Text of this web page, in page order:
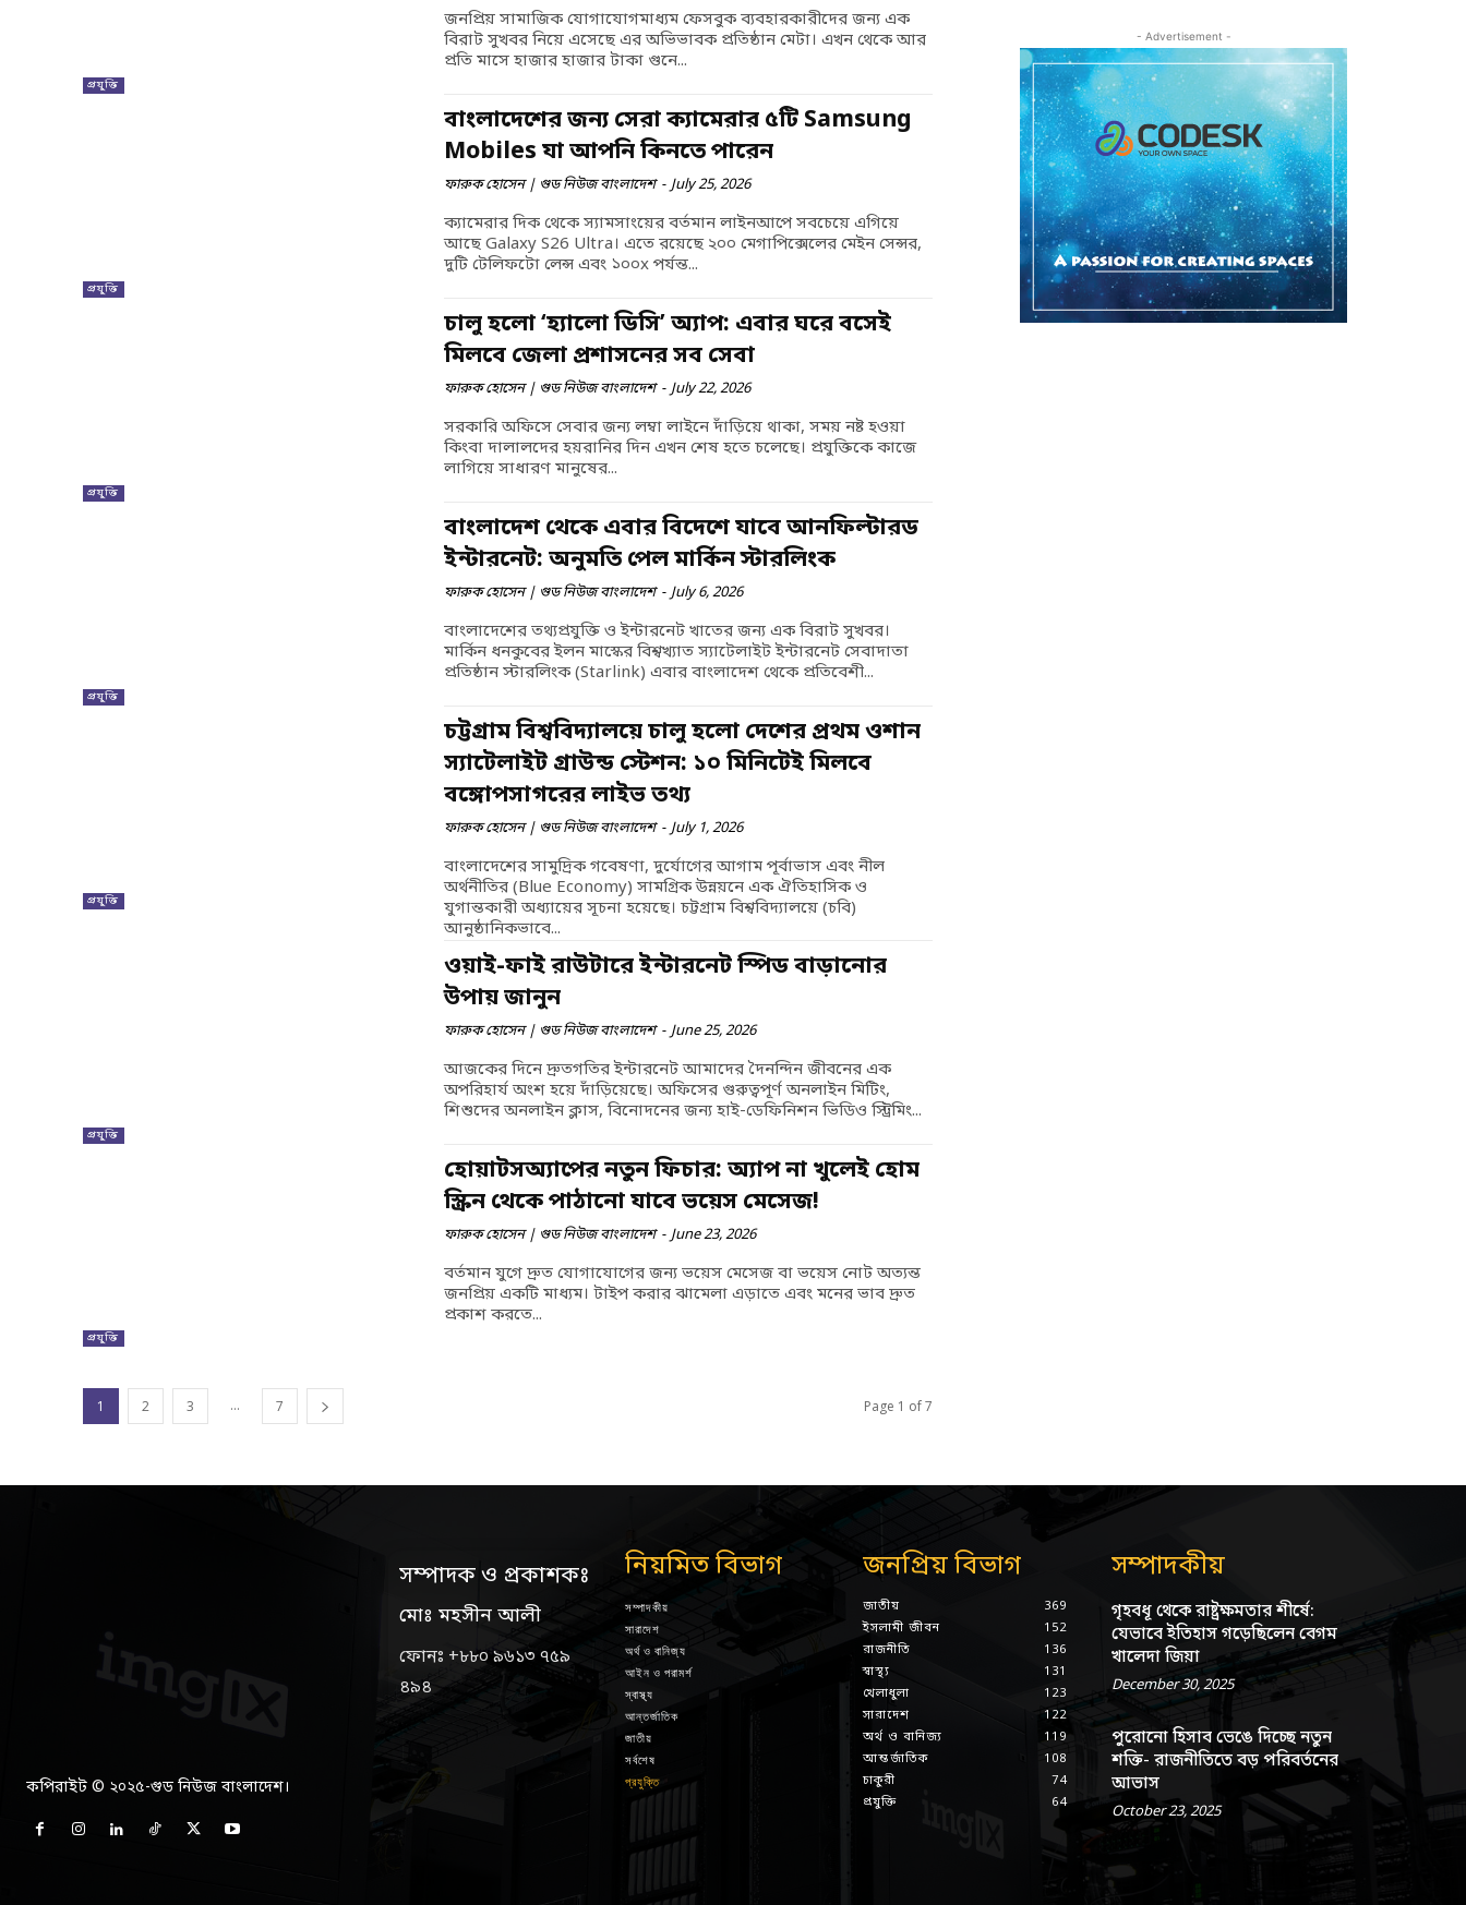
প্রযুক্তি
জনপ্রিয় সামাজিক যোগাযোগমাধ্যম ফেসবুক ব্যবহারকারীদের জন্য এক
বিরাট সুখবর নিয়ে এসেছে এর অভিভাবক প্রতিষ্ঠান মেটা। এখন থেকে আর
প্রতি মাসে হাজার হাজার টাকা গুনে...
প্রযুক্তি
বাংলাদেশের জন্য সেরা ক্যামেরার ৫টি Samsung
Mobiles যা আপনি কিনতে পারেন
ফারুক হোসেন | গুড নিউজ বাংলাদেশ - July 25, 2026
ক্যামেরার দিক থেকে স্যামসাংয়ের বর্তমান লাইনআপে সবচেয়ে এগিয়ে
আছে Galaxy S26 Ultra। এতে রয়েছে ২০০ মেগাপিক্সেলের মেইন সেন্সর,
দুটি টেলিফটো লেন্স এবং ১০০x পর্যন্ত...
প্রযুক্তি
চালু হলো ‘হ্যালো ডিসি’ অ্যাপ: এবার ঘরে বসেই
মিলবে জেলা প্রশাসনের সব সেবা
ফারুক হোসেন | গুড নিউজ বাংলাদেশ - July 22, 2026
সরকারি অফিসে সেবার জন্য লম্বা লাইনে দাঁড়িয়ে থাকা, সময় নষ্ট হওয়া
কিংবা দালালদের হয়রানির দিন এখন শেষ হতে চলেছে। প্রযুক্তিকে কাজে
লাগিয়ে সাধারণ মানুষের...
প্রযুক্তি
বাংলাদেশ থেকে এবার বিদেশে যাবে আনফিল্টারড
ইন্টারনেট: অনুমতি পেল মার্কিন স্টারলিংক
ফারুক হোসেন | গুড নিউজ বাংলাদেশ - July 6, 2026
বাংলাদেশের তথ্যপ্রযুক্তি ও ইন্টারনেট খাতের জন্য এক বিরাট সুখবর।
মার্কিন ধনকুবের ইলন মাস্কের বিশ্বখ্যাত স্যাটেলাইট ইন্টারনেট সেবাদাতা
প্রতিষ্ঠান স্টারলিংক (Starlink) এবার বাংলাদেশ থেকে প্রতিবেশী...
প্রযুক্তি
চট্টগ্রাম বিশ্ববিদ্যালয়ে চালু হলো দেশের প্রথম ওশান
স্যাটেলাইট গ্রাউন্ড স্টেশন: ১০ মিনিটেই মিলবে
বঙ্গোপসাগরের লাইভ তথ্য
ফারুক হোসেন | গুড নিউজ বাংলাদেশ - July 1, 2026
বাংলাদেশের সামুদ্রিক গবেষণা, দুর্যোগের আগাম পূর্বাভাস এবং নীল
অর্থনীতির (Blue Economy) সামগ্রিক উন্নয়নে এক ঐতিহাসিক ও
যুগান্তকারী অধ্যায়ের সূচনা হয়েছে। চট্টগ্রাম বিশ্ববিদ্যালয়ে (চবি)
আনুষ্ঠানিকভাবে...
প্রযুক্তি
ওয়াই-ফাই রাউটারে ইন্টারনেট স্পিড বাড়ানোর
উপায় জানুন
ফারুক হোসেন | গুড নিউজ বাংলাদেশ - June 25, 2026
আজকের দিনে দ্রুতগতির ইন্টারনেট আমাদের দৈনন্দিন জীবনের এক
অপরিহার্য অংশ হয়ে দাঁড়িয়েছে। অফিসের গুরুত্বপূর্ণ অনলাইন মিটিং,
শিশুদের অনলাইন ক্লাস, বিনোদনের জন্য হাই-ডেফিনিশন ভিডিও স্ট্রিমিং...
প্রযুক্তি
হোয়াটসঅ্যাপের নতুন ফিচার: অ্যাপ না খুলেই হোম
স্ক্রিন থেকে পাঠানো যাবে ভয়েস মেসেজ!
ফারুক হোসেন | গুড নিউজ বাংলাদেশ - June 23, 2026
বর্তমান যুগে দ্রুত যোগাযোগের জন্য ভয়েস মেসেজ বা ভয়েস নোট অত্যন্ত
জনপ্রিয় একটি মাধ্যম। টাইপ করার ঝামেলা এড়াতে এবং মনের ভাব দ্রুত
প্রকাশ করতে...
1 2 3 ... 7 Page 1 of 7
- Advertisement -
কপিরাইট © ২০২৫-গুড নিউজ বাংলাদেশ।
সম্পাদক ও প্রকাশকঃ
মোঃ মহসীন আলী
ফোনঃ +৮৮০ ৯৬১৩ ৭৫৯
৪৯৪
নিয়মিত বিভাগ
সম্পাদকীয়
সারাদেশ
অর্থ ও বানিজ্য
আইন ও পরামর্শ
স্বাস্থ্য
আন্তর্জাতিক
জাতীয়
সর্বশেষ
প্রযুক্তি
জনপ্রিয় বিভাগ
জাতীয়
369
ইসলামী জীবন
152
রাজনীতি
136
স্বাস্থ্য
131
খেলাধুলা
123
সারাদেশ
122
অর্থ ও বানিজ্য
119
আন্তর্জাতিক
108
চাকুরী
74
প্রযুক্তি
64
সম্পাদকীয়
গৃহবধূ থেকে রাষ্ট্রক্ষমতার শীর্ষে:
যেভাবে ইতিহাস গড়েছিলেন বেগম
খালেদা জিয়া
December 30, 2025
পুরোনো হিসাব ভেঙে দিচ্ছে নতুন
শক্তি- রাজনীতিতে বড় পরিবর্তনের
আভাস
October 23, 2025